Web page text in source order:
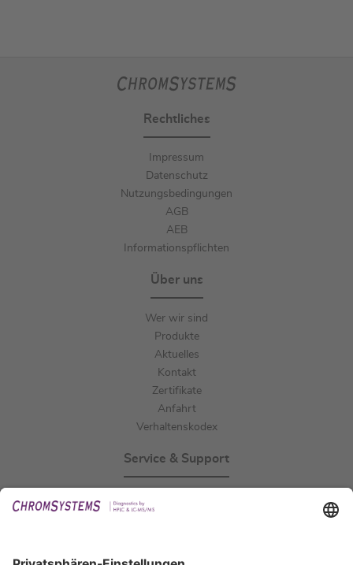
Rechtliches
Impressum
Datenschutz
Nutzungsbedingungen
AGB
AEB
Informationspflichten
Über uns
Wer wir sind
Produkte
Aktuelles
Kontakt
Zertifikate
Anfahrt
Verhaltenskodex
Service & Support